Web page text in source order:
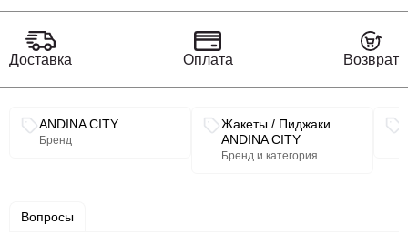
Доставка Оплата Возврат
Связанные разделы каталога
ANDINA CITY
Бренд
Жакеты / Пиджаки
ANDINA CITY
Бренд и категория
Вопросы